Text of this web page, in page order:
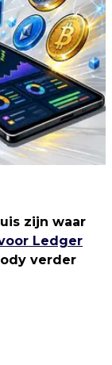
zijn waar
Ledger
verder